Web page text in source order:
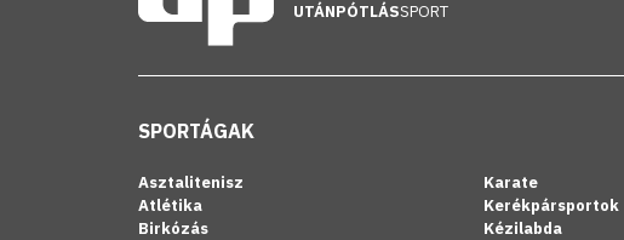
UTÁNPÓTLÁSSPORT
SPORTÁGAK
Asztalitenisz
Atlétika
Birkózás
Karate
Kerékpársportok
Kézilabda